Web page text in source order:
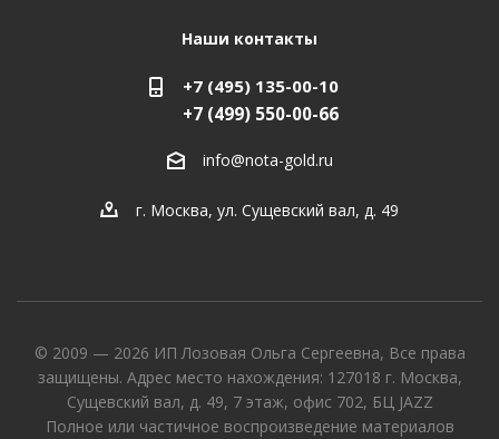
Наши контакты
+7 (495) 135-00-10
+7 (499) 550-00-66
info@nota-gold.ru
г. Москва, ул. Сущевский вал, д. 49
© 2009 — 2026 ИП Лозовая Ольга Сергеевна, Все права
защищены. Адрес место нахождения: 127018 г. Москва,
Сущевский вал, д. 49, 7 этаж, офис 702, БЦ JAZZ
Полное или частичное воспроизведение материалов